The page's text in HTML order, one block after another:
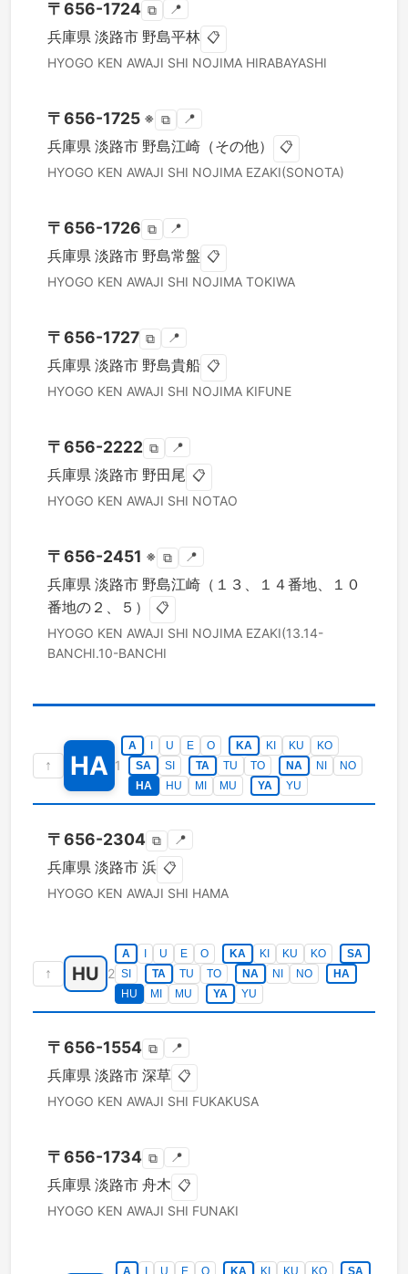
〒656-1724 ⧉ 📍
兵庫県 淡路市 野島平林 📋
HYOGO KEN AWAJI SHI NOJIMA HIRABAYASHI
〒656-1725 ※ ⧉ 📍
兵庫県 淡路市 野島江崎（その他） 📋
HYOGO KEN AWAJI SHI NOJIMA EZAKI(SONOTA)
〒656-1726 ⧉ 📍
兵庫県 淡路市 野島常盤 📋
HYOGO KEN AWAJI SHI NOJIMA TOKIWA
〒656-1727 ⧉ 📍
兵庫県 淡路市 野島貴船 📋
HYOGO KEN AWAJI SHI NOJIMA KIFUNE
〒656-2222 ⧉ 📍
兵庫県 淡路市 野田尾 📋
HYOGO KEN AWAJI SHI NOTAO
〒656-2451 ※ ⧉ 📍
兵庫県 淡路市 野島江崎（１３、１４番地、１０
番地の２、５）
📋
HYOGO KEN AWAJI SHI NOJIMA EZAKI(13.14-
BANCHI.10-BANCHI
↑ HA 1
A U E O KA KI KU
KO
SA
SI TA TU TO NA NI
NO
HA
HU MI MU YA YU
〒656-2304 ⧉ 📍
兵庫県 淡路市 浜 📋
HYOGO KEN AWAJI SHI HAMA
↑ HU 2
A U E O KA KI KU KO
SA
SI
TA TU TO NA NI NO
HA
HU
MI MU YA YU
〒656-1554 ⧉ 📍
兵庫県 淡路市 深草 📋
HYOGO KEN AWAJI SHI FUKAKUSA
〒656-1734 ⧉ 📍
兵庫県 淡路市 舟木 📋
HYOGO KEN AWAJI SHI FUNAKI
A U E O KA KI KU KO
SA